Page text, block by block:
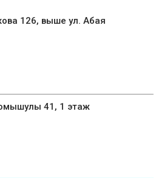
126, выше ул. Абая
41, 1 этаж